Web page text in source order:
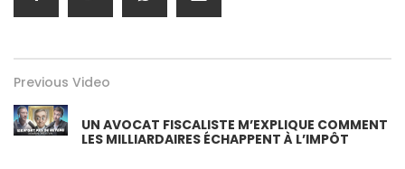
Previous Video
UN AVOCAT FISCALISTE M’EXPLIQUE COMMENT
LES MILLIARDAIRES ÉCHAPPENT À L’IMPÔT